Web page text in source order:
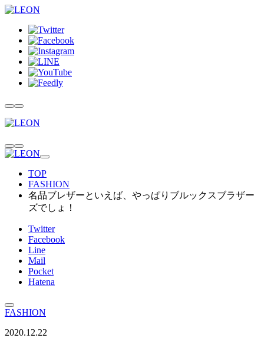
TOP
FASHION
名品ブレザーといえば、やっぱりブルックスブラザー
ズでしょ！
Twitter
Facebook
Line
Mail
Pocket
Hatena
FASHION
2020.12.22